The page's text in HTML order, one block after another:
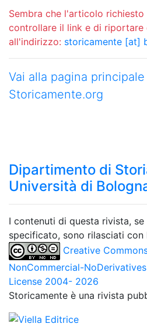
Sembra che l'articolo richiesto
controllare il link e di riportare
all'indirizzo: storicamente [at]
Vai alla pagina
Storicamente.org
Dipartimento di
Università di
I contenuti di questa rivista,
specificato, sono rilasciati con
Creative
NonCommercial-
License 2004- 2026
Storicamente è una rivista